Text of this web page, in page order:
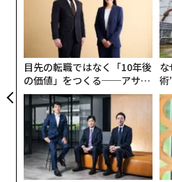
目先の転職ではなく「10年後
の価値」をつくる──アサイ
ンの長期伴走型支援とは
術